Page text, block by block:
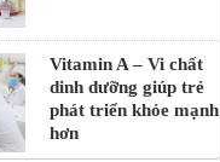
Vitamin A – Vi chất
dinh dưỡng giúp trẻ
phát triển khỏe mạnh
hơn